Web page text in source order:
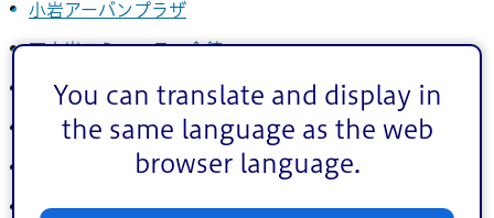
You can translate and display in
the same language as the web
browser language.
小岩アーバンプラザ
西小岩コミュニティ会館
北小岩コミュニティ会館
南小岩コミュニティ会館
上一色コミュニティセンター
東部フレンドホール